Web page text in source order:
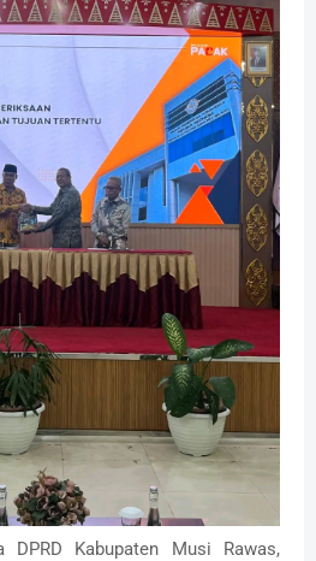
DPRD Kabupaten Musi Rawas,